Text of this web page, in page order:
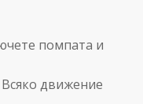
помпата и
движение